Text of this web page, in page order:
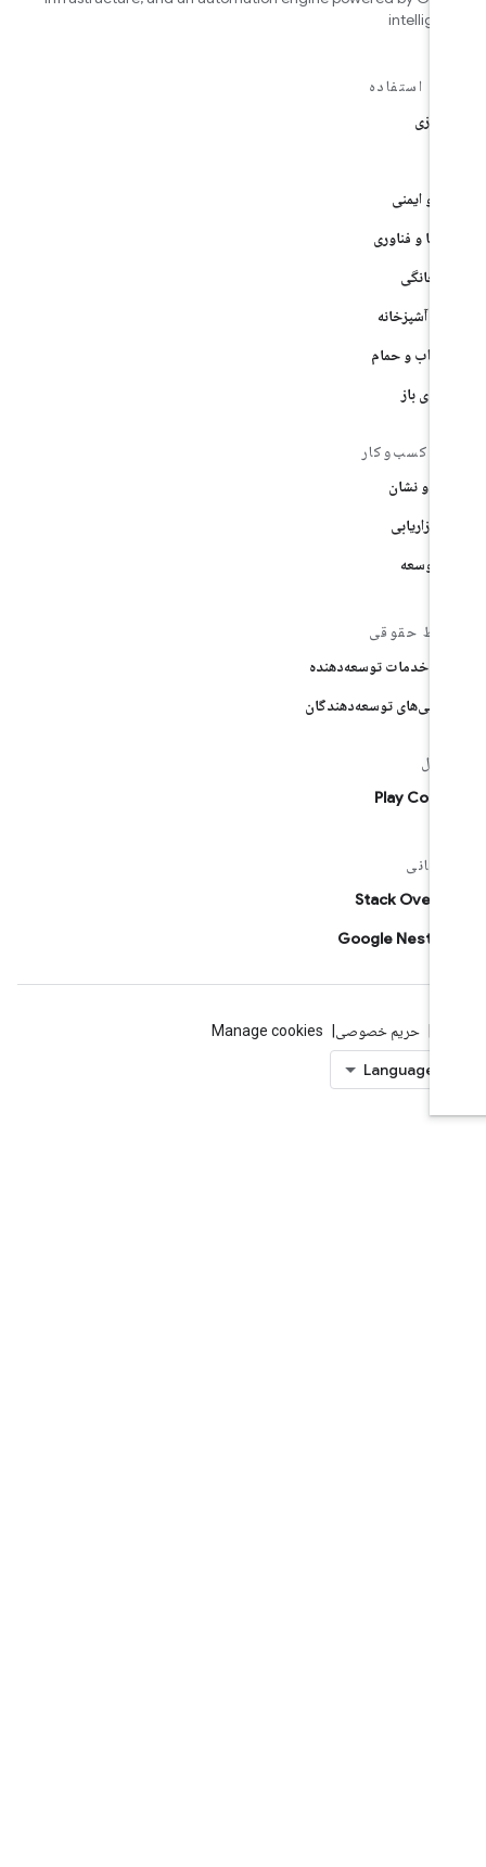
استفاده
و ایمنی
و فناوری
آشپزخانه
و حمام
کسب‌وکار
و نشان
بازاریابی
حقوقی
خدمات توسعه‌دهنده
توسعه‌دهندگان
Play
Stack
حریم خصوصی Manage cookies